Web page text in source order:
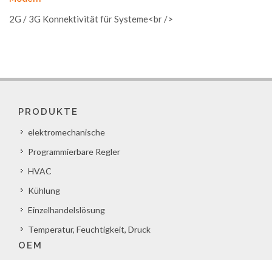
2G / 3G Konnektivität für Systeme<br />
PRODUKTE
elektromechanische
Programmierbare Regler
HVAC
Kühlung
Einzelhandelslösung
Temperatur, Feuchtigkeit, Druck
OEM